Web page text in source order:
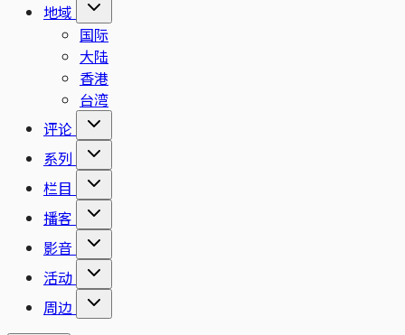
地域
国际
大陆
香港
台湾
评论
系列
栏目
播客
影音
活动
周边